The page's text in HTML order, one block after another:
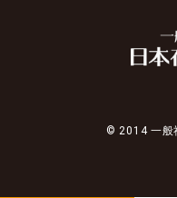
© 2014 一般